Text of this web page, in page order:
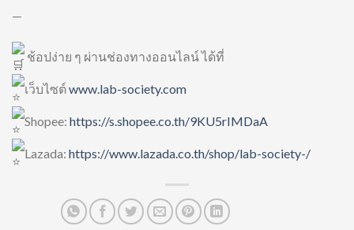
—
ช้อปง่าย ๆ ผ่านช่องทางออนไลน์ ได้ที่
เว็บไซต์www.lab-society.com
Shopee: https://s.shopee.co.th/9KU5rIMDaA
Lazada: https://www.lazada.co.th/shop/lab-society-/